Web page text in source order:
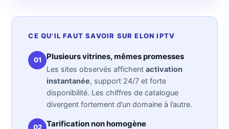
CE QU’IL FAUT SAVOIR SUR ELON IPTV
01 Plusieurs vitrines, mêmes promesses
Les sites observés affichentactivation
instantanée, support 24/7 et forte
disponibilité. Les chiffres de catalogue
divergent fortement d’un domaine à l’autre.
02 Tarification non homogène